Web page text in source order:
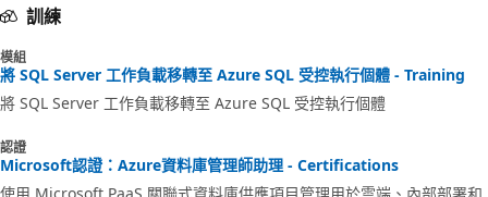
訓練
模組
將 SQL Server 工作負載移轉至 Azure SQL 受控執行個體 - Training
將 SQL Server 工作負載移轉至 Azure SQL 受控執行個體
認證
Microsoft認證：Azure資料庫管理師助理 - Certifications
使用 Microsoft PaaS 關聯式資料庫供應項目管理用於雲端、內部部署和